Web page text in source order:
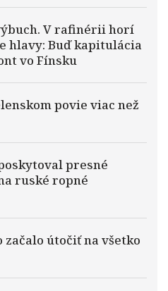
V rafinérii horí
hlavy: Buď kapitulácia
vo Fínsku
povie viac než
presné
ruské ropné
útočiť na všetko